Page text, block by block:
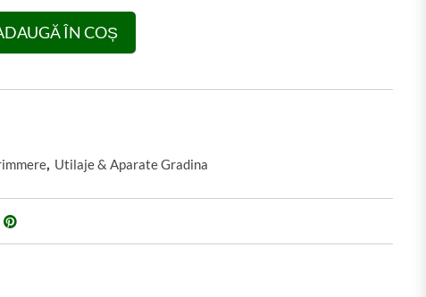
Micul Fermier, 4.0mm*15m, rotund - GF-0786
ÎN COȘ
, Utilaje & Aparate Gradina